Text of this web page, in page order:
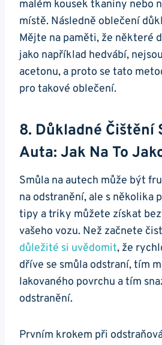
malém kousek tkaniny nebo
místě. Následně oblečení
Mějte na paměti, že některé
jako například hedvábí,
acetonu, a proto se tato
pro takové oblečení.
8. Důkladné Čištění
Auta: Jak Na To
Smůla na autech může být
na odstranění, ale s několika
tipy a triky můžete získat
vašeho vozu. Než začnete
důležité si uvědomit, že
dříve se smůla odstraní, tím
lakovaného povrchu a tím
odstranění.
Prvním krokem při